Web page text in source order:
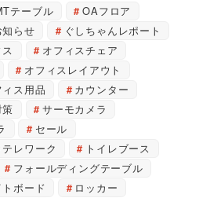
テーブル
OAフロア
知らせ
ぐしちゃんレポート
オフィスチェア
オフィスレイアウト
ィス用品
カウンター
サーモカメラ
セール
テレワーク
トイレブース
フォールディングテーブル
ボード
ロッカー